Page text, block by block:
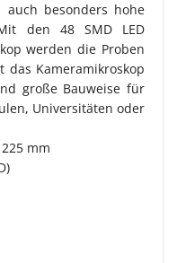
auch besonders hohe
den 48 SMD LED
werden die Proben
das Kameramikroskop
große Bauweise für
Universitäten oder
mm